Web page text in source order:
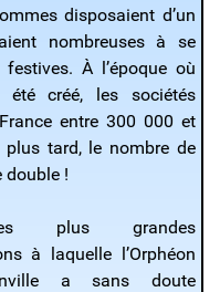
disposaient d’un
nombreuses à se
À l’époque où
été créé, les sociétés
entre 300 000 et
tard, le nombre de
double !
plus grandes
à laquelle l’Orphéon
a sans doute